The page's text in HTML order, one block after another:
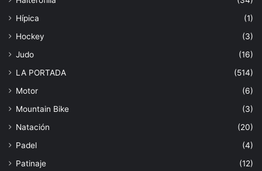
Hípica
(1)
Hockey
(3)
Judo
(16)
LA PORTADA
(514)
Motor
(6)
Mountain Bike
(3)
Natación
(20)
Padel
(4)
Patinaje
(12)